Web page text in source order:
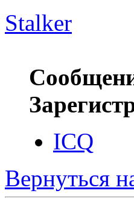
Stalker
ICQ
Вернуться